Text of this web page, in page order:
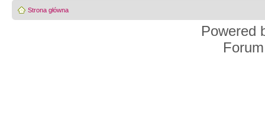
Strona główna
Powered